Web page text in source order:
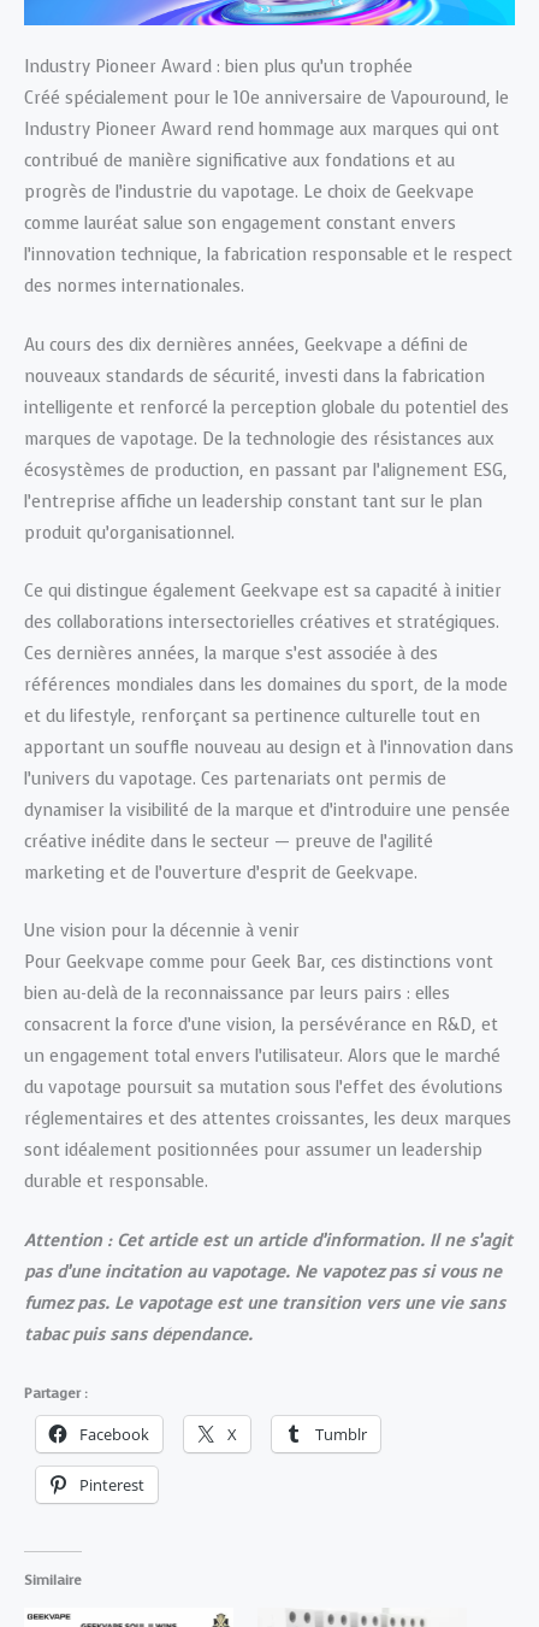
Industry Pioneer Award : bien plus qu’un trophée
Créé spécialement pour le 10e anniversaire de Vapouround, le
Industry Pioneer Award rend hommage aux marques qui ont
contribué de manière significative aux fondations et au
progrès de l’industrie du vapotage. Le choix de Geekvape
comme lauréat salue son engagement constant envers
l’innovation technique, la fabrication responsable et le respect
des normes internationales.
Au cours des dix dernières années, Geekvape a défini de
nouveaux standards de sécurité, investi dans la fabrication
intelligente et renforcé la perception globale du potentiel des
marques de vapotage. De la technologie des résistances aux
écosystèmes de production, en passant par l’alignement ESG,
l’entreprise affiche un leadership constant tant sur le plan
produit qu’organisationnel.
Ce qui distingue également Geekvape est sa capacité à initier
des collaborations intersectorielles créatives et stratégiques.
Ces dernières années, la marque s’est associée à des
références mondiales dans les domaines du sport, de la mode
et du lifestyle, renforçant sa pertinence culturelle tout en
apportant un souffle nouveau au design et à l’innovation dans
l’univers du vapotage. Ces partenariats ont permis de
dynamiser la visibilité de la marque et d’introduire une pensée
créative inédite dans le secteur — preuve de l’agilité
marketing et de l’ouverture d’esprit de Geekvape.
Une vision pour la décennie à venir
Pour Geekvape comme pour Geek Bar, ces distinctions vont
bien au-delà de la reconnaissance par leurs pairs : elles
consacrent la force d’une vision, la persévérance en R&D, et
un engagement total envers l’utilisateur. Alors que le marché
du vapotage poursuit sa mutation sous l’effet des évolutions
réglementaires et des attentes croissantes, les deux marques
sont idéalement positionnées pour assumer un leadership
durable et responsable.
Attention : Cet article est un article d’information. Il ne s’agit
pas d’une incitation au vapotage. Ne vapotez pas si vous ne
fumez pas. Le vapotage est une transition vers une vie sans
tabac puis sans dépendance.
Partager :
Facebook X Tumblr
Pinterest
Similaire